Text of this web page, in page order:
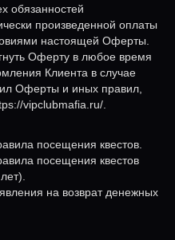
обязанностей
произведенной оплаты
настоящей Оферты.
Оферту в любое время
Клиента в случае
Оферты и иных правил,
vipclubmafia.ru/.
посещения квестов.
посещения квестов
на возврат денежных